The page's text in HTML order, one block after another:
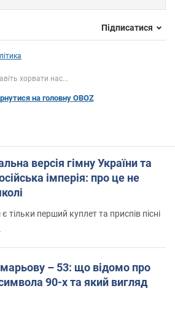
Підписатися
хорвати нас...
на головну OBOZ
версія гімну України та
імперія: про це не
перший куплет та приспів пісні
– 53: що відомо про
90-х та який вигляд